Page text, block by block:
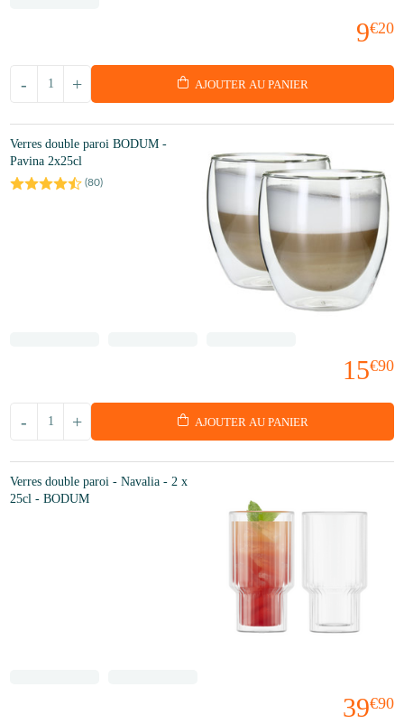
9€20
+
- AJOUTER AU PANIER
Verres double paroi BODUM -
Pavina 2x25cl
(80)
15€90
+
- AJOUTER AU PANIER
Verres double paroi - Navalia - 2 x
25cl - BODUM
39€90